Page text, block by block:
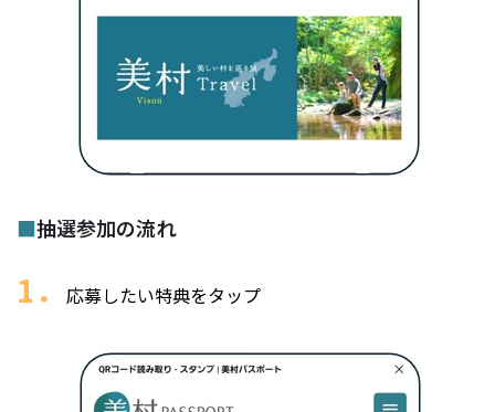
■抽選参加の流れ
1． 応募したい特典をタップ